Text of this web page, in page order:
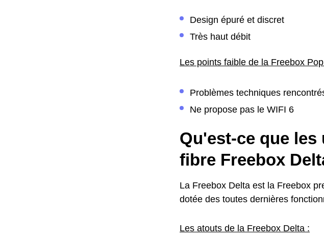
Design épuré et discret
Très haut débit
Les points faible de la Freebox
Problèmes techniques
Ne propose pas le WIFI 6
Qu'est-ce que
fibre Freebox
La Freebox Delta est la Freebox
dotée des toutes dernières
Les atouts de la Freebox Delta :